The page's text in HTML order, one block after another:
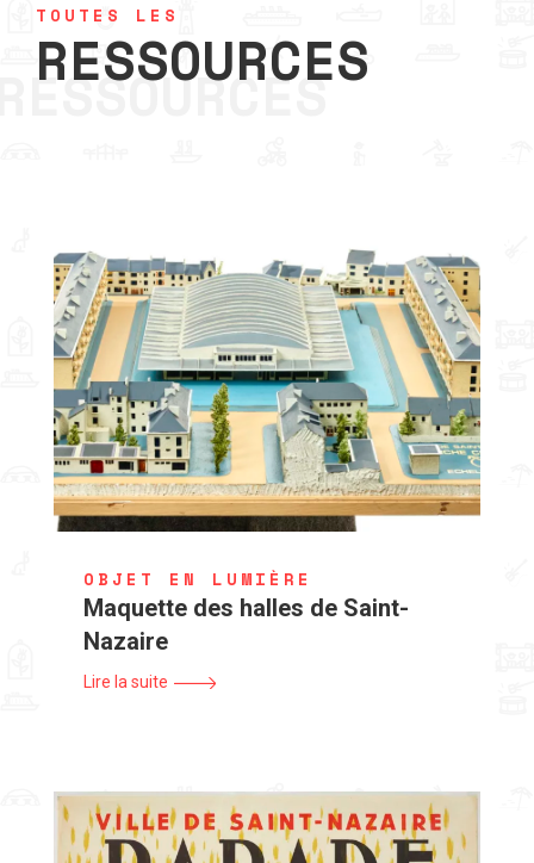
TOUTES LES
RESSOURCES
OBJET EN LUMIÈRE
Maquette des halles de Saint-
Nazaire
Lire la suite